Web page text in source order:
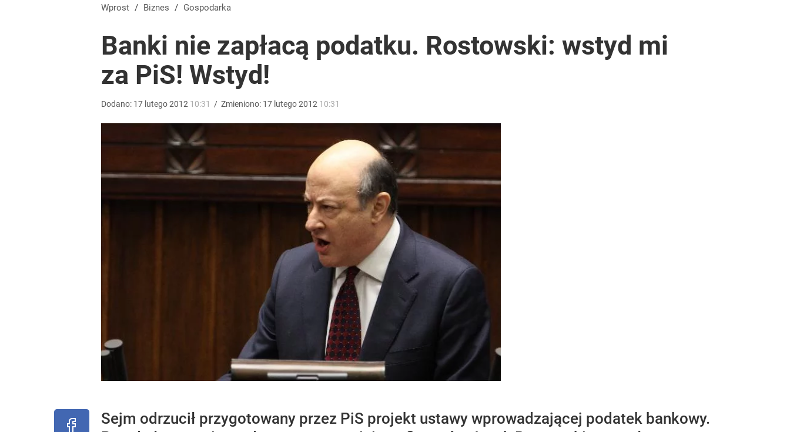
Vistula x LOT: Elegancja w podróży. Premiera wspólnej kolekcji kapsułowej
Farmacja: wzrost pod presją. co czeka branżę do 2030 roku?
Gen. Pawlikowski: Przywiozłem cenną lekcję z Danii. Tego potrzebuje dziś cała Europa
Wprost / Biznes / Gospodarka
Banki nie zapłacą podatku. Rostowski: wstyd mi
za PiS! Wstyd!
Dodano: 17 lutego2012 10:31 / Zmieniono: 17 lutego2012 10:31
Sejm odrzucił przygotowany przez PiS projekt ustawy wprowadzającej podatek bankowy.